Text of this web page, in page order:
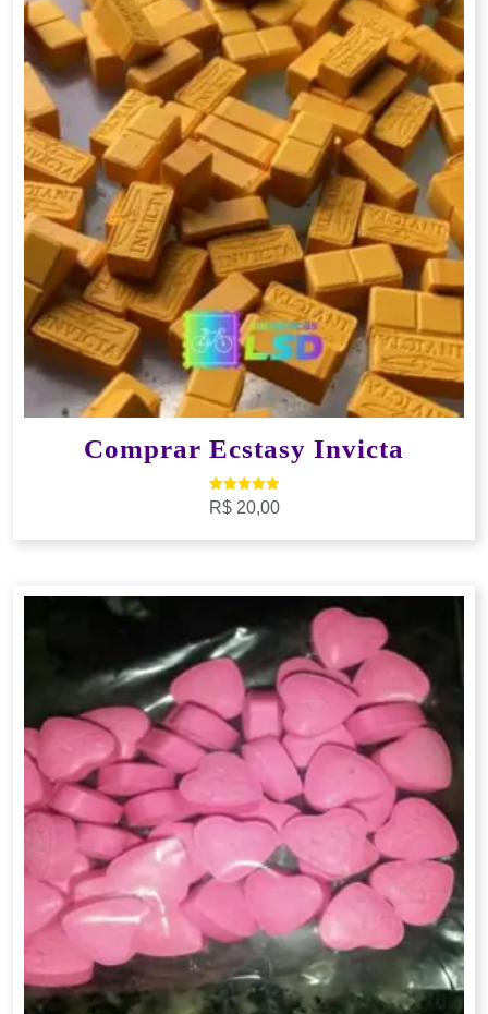
Comprar Ecstasy Invicta
Avaliação
5.00
R$20,00